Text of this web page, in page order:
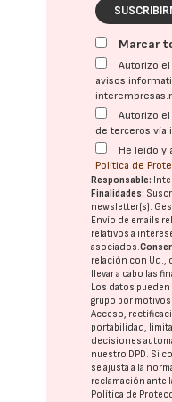
Marcar
Autorizo
avisos
Autorizo
de terceros vía
He leído y
Política de
Responsable:
Finalidades:
newsletter(s).
Envío de emails
relativos a
asociados.
relación con Ud.,
llevar a cabo las
Los datos
grupo por
Acceso,
portabilidad,
decisiones
nuestro DPD. Si
se ajusta a la
reclamación ante
Política de